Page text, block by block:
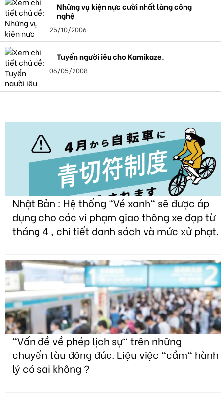
Những vụ kiện nực cười nhất làng công
nghệ
25/10/2006
Tuyển người iêu cho Kamikaze.
06/05/2008
Nhật Bản : Hệ thống "Vé xanh" sẽ được áp
dụng cho các vi phạm giao thông xe đạp từ
tháng 4 , chi tiết danh sách và mức xử phạt.
"Vấn đề về phép lịch sự" trên những
chuyến tàu đông đúc. Liệu việc "cầm" hành
lý có sai không ?